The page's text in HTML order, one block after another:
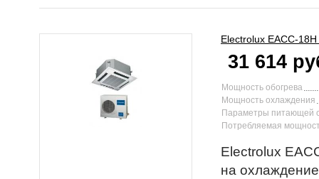
Electrolux EACC-
31 614
Мощность обогрева
Мощность охлаждения
Параметры питающей
Потребляемая
Electrolux
на